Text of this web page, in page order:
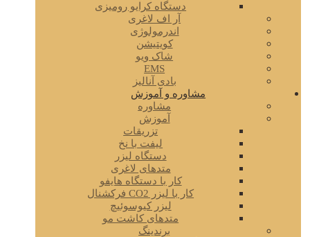
دستگاه کرایو رومیزی
آر اف لاغری
اندرمولوژی
کویتیشن
شاک ویو
EMS
بادی آنالیز
مشاوره و آموزش
مشاوره
آموزش
تزریقات
لیفت با نخ
دستگاه لیزر
متدهای لاغری
کار با دستگاه هایفو
کار با لیزر CO2 فرکشنال
لیزر کیوسوئیچ
متدهای کاشت مو
برندینگ